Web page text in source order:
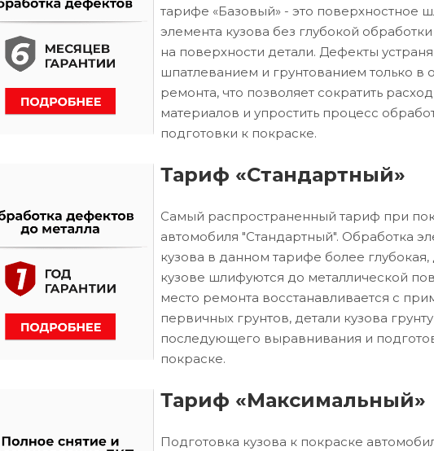
тарифе «Базовый» - это поверхностное
элемента кузова без глубокой
на поверхности детали. Дефекты
шпатлеванием и грунтованием только в
ремонта, что позволяет сократить расход
материалов и упростить процесс
подготовки к покраске.
Тариф «Стандартный»
Самый распространенный тариф при
автомобиля "Стандартный". Обработка
кузова в данном тарифе более
кузове шлифуются до металлической
место ремонта восстанавливается с
первичных грунтов, детали кузова
последующего выравнивания и
покраске.
Тариф «Максимальный»
Подготовка кузова к покраске